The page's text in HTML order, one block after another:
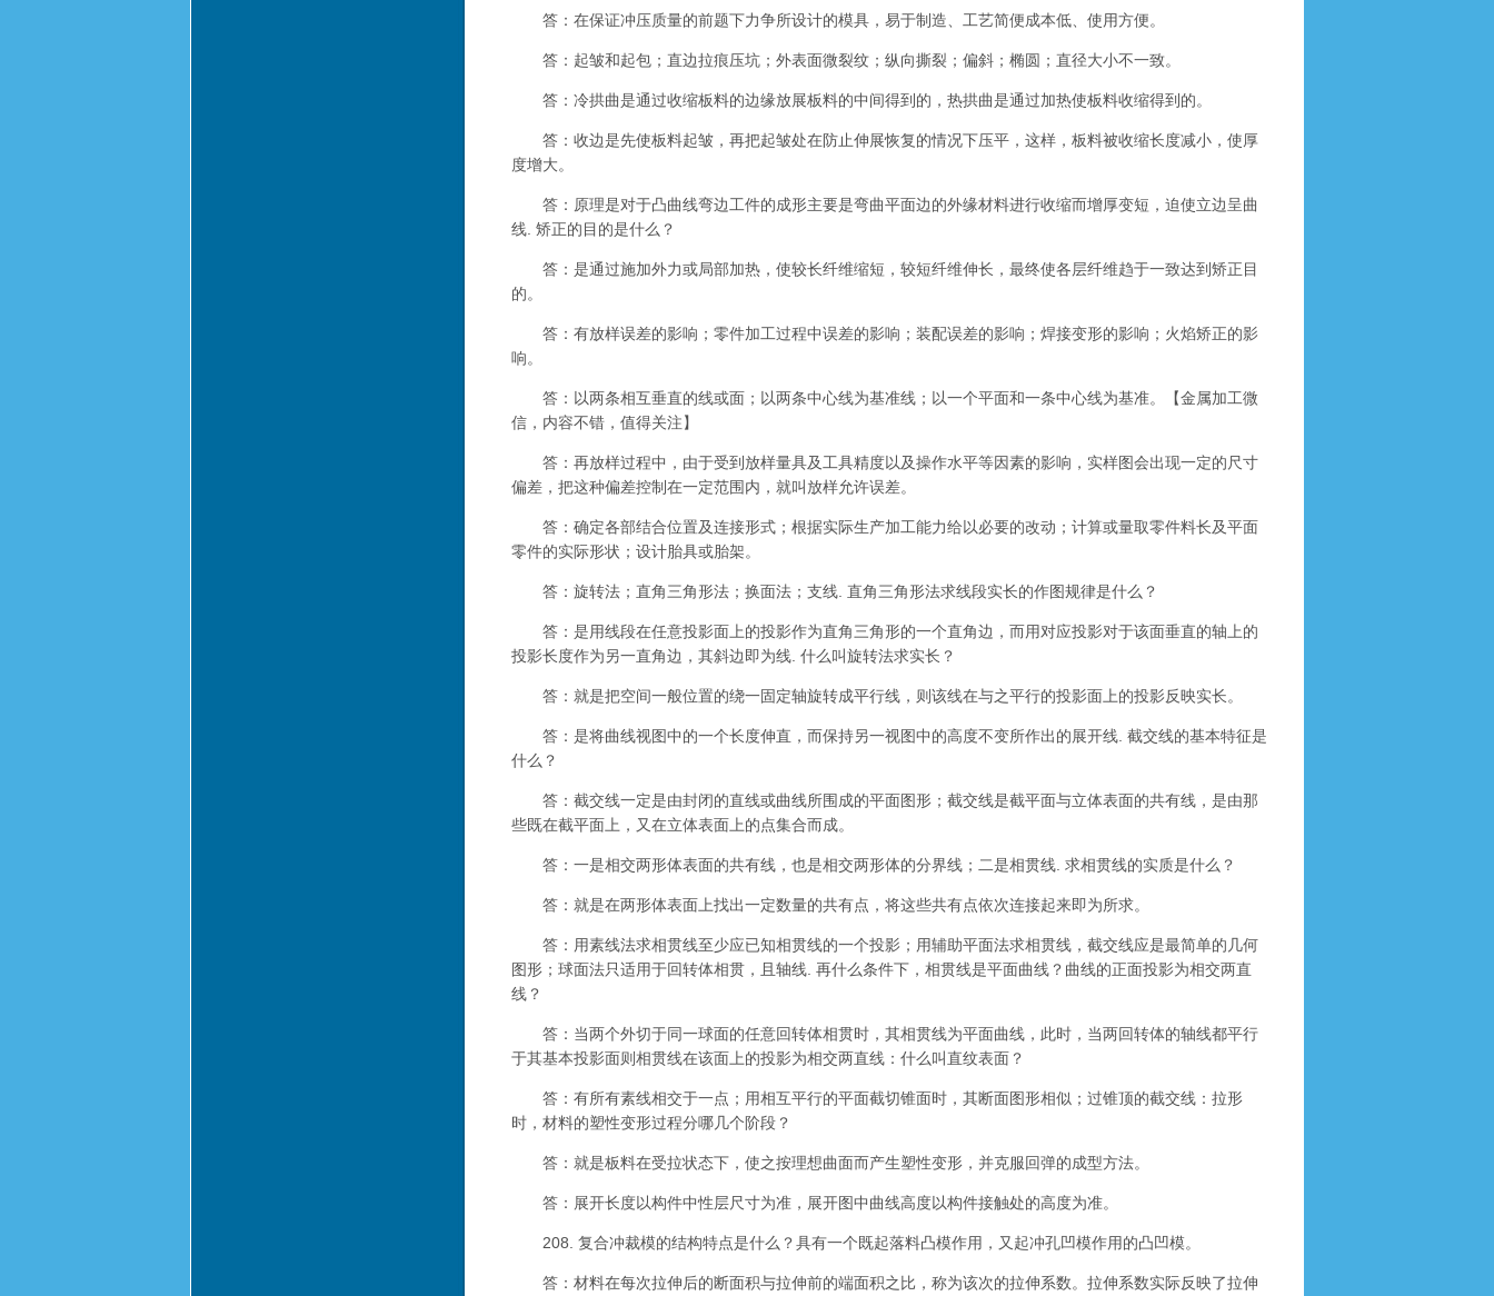
答：在保证冲压质量的前题下力争所设计的模具，易于制造、工艺简便成本低、使用方便。
答：起皱和起包；直边拉痕压坑；外表面微裂纹；纵向撕裂；偏斜；椭圆；直径大小不一致。
答：冷拱曲是通过收缩板料的边缘放展板料的中间得到的，热拱曲是通过加热使板料收缩得到的。
答：收边是先使板料起皱，再把起皱处在防止伸展恢复的情况下压平，这样，板料被收缩长度减小，使厚
度增大。
答：原理是对于凸曲线弯边工件的成形主要是弯曲平面边的外缘材料进行收缩而增厚变短，迫使立边呈曲
线. 矫正的目的是什么？
答：是通过施加外力或局部加热，使较长纤维缩短，较短纤维伸长，最终使各层纤维趋于一致达到矫正目
的。
答：有放样误差的影响；零件加工过程中误差的影响；装配误差的影响；焊接变形的影响；火焰矫正的影
响。
答：以两条相互垂直的线或面；以两条中心线为基准线；以一个平面和一条中心线为基准。【金属加工微
信，内容不错，值得关注】
答：再放样过程中，由于受到放样量具及工具精度以及操作水平等因素的影响，实样图会出现一定的尺寸
偏差，把这种偏差控制在一定范围内，就叫放样允许误差。
答：确定各部结合位置及连接形式；根据实际生产加工能力给以必要的改动；计算或量取零件料长及平面
零件的实际形状；设计胎具或胎架。
答：旋转法；直角三角形法；换面法；支线. 直角三角形法求线段实长的作图规律是什么？
答：是用线段在任意投影面上的投影作为直角三角形的一个直角边，而用对应投影对于该面垂直的轴上的
投影长度作为另一直角边，其斜边即为线. 什么叫旋转法求实长？
答：就是把空间一般位置的绕一固定轴旋转成平行线，则该线在与之平行的投影面上的投影反映实长。
答：是将曲线视图中的一个长度伸直，而保持另一视图中的高度不变所作出的展开线. 截交线的基本特征是
什么？
答：截交线一定是由封闭的直线或曲线所围成的平面图形；截交线是截平面与立体表面的共有线，是由那
些既在截平面上，又在立体表面上的点集合而成。
答：一是相交两形体表面的共有线，也是相交两形体的分界线；二是相贯线. 求相贯线的实质是什么？
答：就是在两形体表面上找出一定数量的共有点，将这些共有点依次连接起来即为所求。
答：用素线法求相贯线至少应已知相贯线的一个投影；用辅助平面法求相贯线，截交线应是最简单的几何
图形；球面法只适用于回转体相贯，且轴线. 再什么条件下，相贯线是平面曲线？曲线的正面投影为相交两直
线？
答：当两个外切于同一球面的任意回转体相贯时，其相贯线为平面曲线，此时，当两回转体的轴线都平行
于其基本投影面则相贯线在该面上的投影为相交两直线：什么叫直纹表面？
答：有所有素线相交于一点；用相互平行的平面截切锥面时，其断面图形相似；过锥顶的截交线：拉形
时，材料的塑性变形过程分哪几个阶段？
答：就是板料在受拉状态下，使之按理想曲面而产生塑性变形，并克服回弹的成型方法。
答：展开长度以构件中性层尺寸为准，展开图中曲线高度以构件接触处的高度为准。
208. 复合冲裁模的结构特点是什么？具有一个既起落料凸模作用，又起冲孔凹模作用的凸凹模。
答：材料在每次拉伸后的断面积与拉伸前的端面积之比，称为该次的拉伸系数。拉伸系数实际反映了拉伸